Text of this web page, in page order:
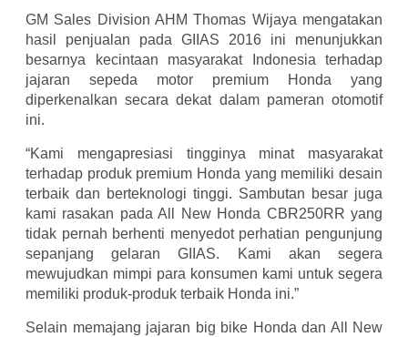
GM Sales Division AHM Thomas Wijaya mengatakan
hasil penjualan pada GIIAS 2016 ini menunjukkan
besarnya kecintaan masyarakat Indonesia terhadap
jajaran sepeda motor premium Honda yang
diperkenalkan secara dekat dalam pameran otomotif
ini.
“Kami mengapresiasi tingginya minat masyarakat
terhadap produk premium Honda yang memiliki desain
terbaik dan berteknologi tinggi. Sambutan besar juga
kami rasakan pada All New Honda CBR250RR yang
tidak pernah berhenti menyedot perhatian pengunjung
sepanjang gelaran GIIAS. Kami akan segera
mewujudkan mimpi para konsumen kami untuk segera
memiliki produk-produk terbaik Honda ini.”
Selain memajang jajaran big bike Honda dan All New